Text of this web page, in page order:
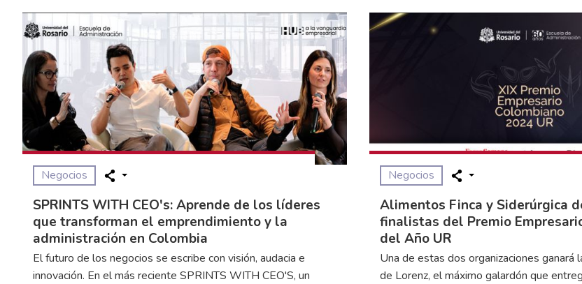
Negocios
SPRINTS WITH CEO's: Aprende de los líderes
que transforman el emprendimiento y la
administración en Colombia
El futuro de los negocios se escribe con visión, audacia e
innovación. En el más reciente SPRINTS WITH CEO'S, un
Negocios
Alimentos Finca y Siderúrgica
finalistas del Premio
del Año UR
Una de estas dos organizaciones ganará
de Lorenz, el máximo galardón que